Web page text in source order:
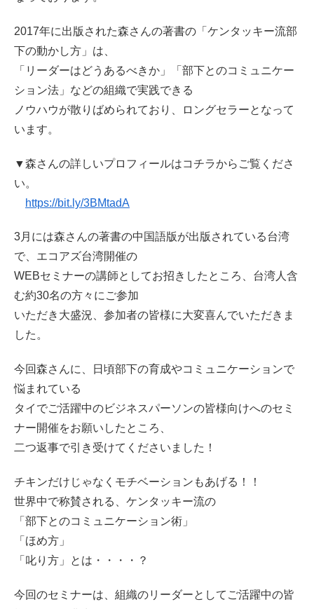
2017年に出版された森さんの著書の「ケンタッキー流部
下の動かし方」は、
「リーダーはどうあるべきか」「部下とのコミュニケー
ション法」などの組織で実践できる
ノウハウが散りばめられており、ロングセラーとなって
います。
▼森さんの詳しいプロフィールはコチラからご覧くださ
い。
https://bit.ly/3BMtadA
3月には森さんの著書の中国語版が出版されている台湾
で、エコアズ台湾開催の
WEBセミナーの講師としてお招きしたところ、台湾人含
む約30名の方々にご参加
いただき大盛況、参加者の皆様に大変喜んでいただきま
した。
今回森さんに、日頃部下の育成やコミュニケーションで
悩まれている
タイでご活躍中のビジネスパーソンの皆様向けへのセミ
ナー開催をお願いしたところ、
二つ返事で引き受けてくださいました！
チキンだけじゃなくモチベーションもあげる！！
世界中で称賛される、ケンタッキー流の
「部下とのコミュニケーション術」
「ほめ方」
「叱り方」とは・・・・？
今回のセミナーは、組織のリーダーとしてご活躍中の皆